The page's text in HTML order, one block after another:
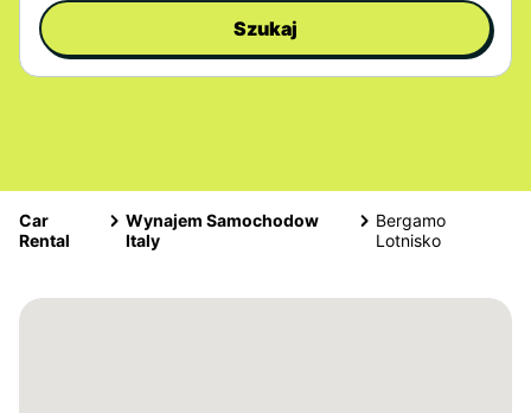
Szukaj
Car
Rental
Wynajem Samochodow
Italy
Bergamo
Lotnisko